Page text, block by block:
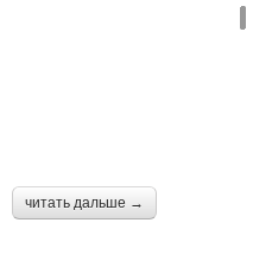
читать дальше →